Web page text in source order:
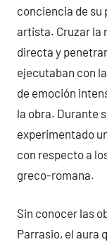
conciencia de su
artista. Cruzar la
directa y
ejecutaban con
de emoción
la obra. Durante
experimentado
con respecto a
greco-romana.
Sin conocer las
Parrasio, el aura